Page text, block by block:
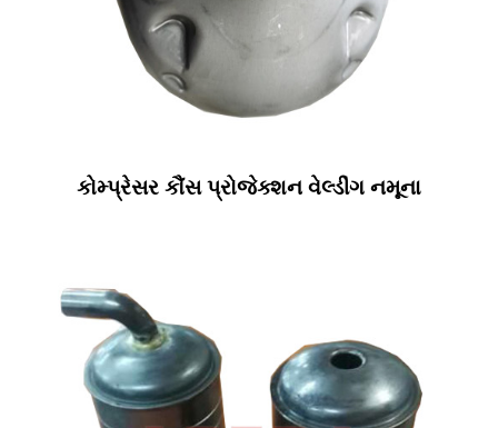
કોમ્પ્રેસર કૌંસ પ્રોજેક્શન વેલ્ડીંગ નમૂના